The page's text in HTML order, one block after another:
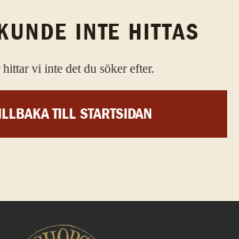
INTE HITTAS
vi inte det du söker efter.
TILL STARTSIDAN